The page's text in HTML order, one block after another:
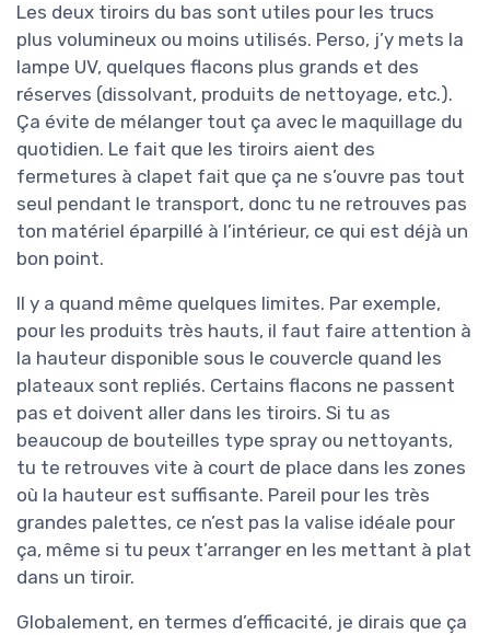
Les deux tiroirs du bas sont utiles pour les trucs
plus volumineux ou moins utilisés. Perso, j’y mets la
lampe UV, quelques flacons plus grands et des
réserves (dissolvant, produits de nettoyage, etc.).
Ça évite de mélanger tout ça avec le maquillage du
quotidien. Le fait que les tiroirs aient des
fermetures à clapet fait que ça ne s’ouvre pas tout
seul pendant le transport, donc tu ne retrouves pas
ton matériel éparpillé à l’intérieur, ce qui est déjà un
bon point.
Il y a quand même quelques limites. Par exemple,
pour les produits très hauts, il faut faire attention à
la hauteur disponible sous le couvercle quand les
plateaux sont repliés. Certains flacons ne passent
pas et doivent aller dans les tiroirs. Si tu as
beaucoup de bouteilles type spray ou nettoyants,
tu te retrouves vite à court de place dans les zones
où la hauteur est suffisante. Pareil pour les très
grandes palettes, ce n’est pas la valise idéale pour
ça, même si tu peux t’arranger en les mettant à plat
dans un tiroir.
Globalement, en termes d’efficacité, je dirais que ça